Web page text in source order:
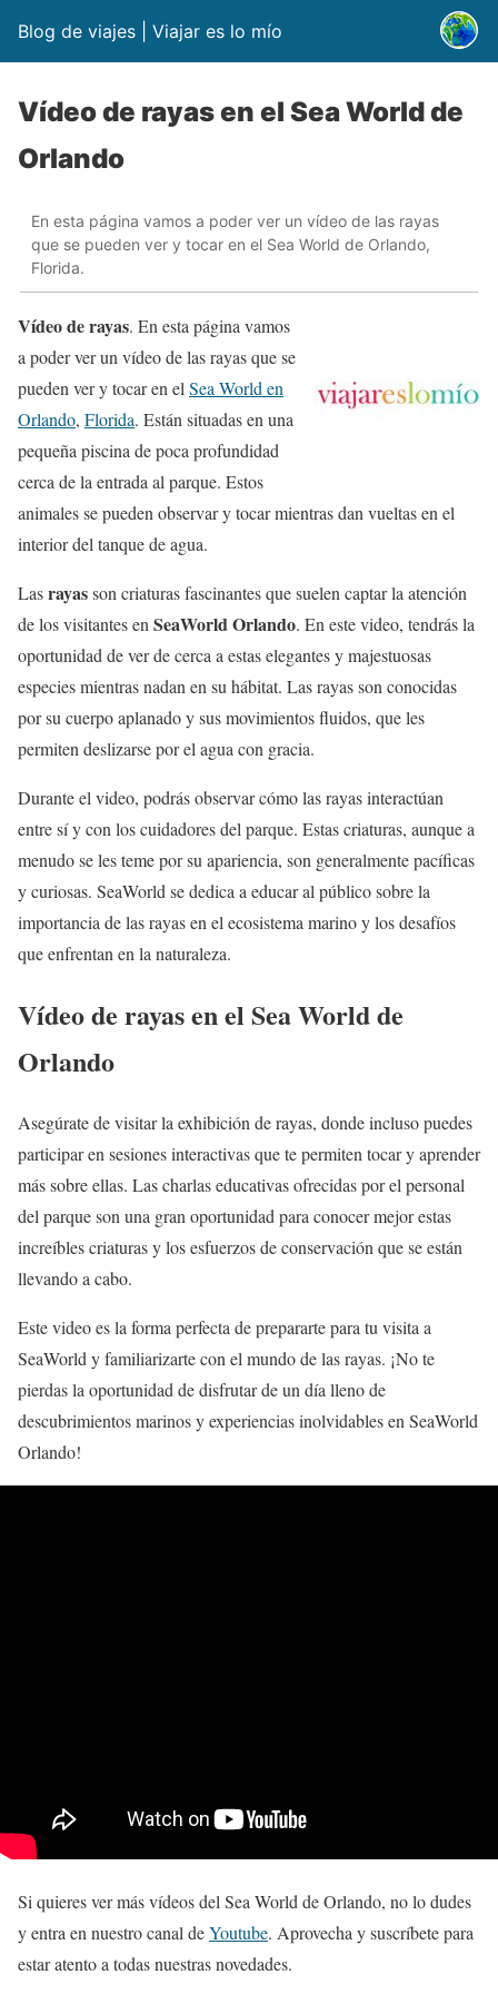
Blog de viajes | Viajar es lo mío
Vídeo de rayas en el Sea World de
Orlando
En esta página vamos a poder ver un vídeo de las rayas
que se pueden ver y tocar en el Sea World de Orlando,
Florida.
Vídeo de rayas. En esta página vamos
a poder ver un vídeo de las rayas que se
pueden ver y tocar en el Sea World en
Orlando, Florida. Están situadas en una
pequeña piscina de poca profundidad
cerca de la entrada al parque. Estos
animales se pueden observar y tocar mientras dan vueltas en el
interior del tanque de agua.
Lasrayasson criaturas fascinantes que suelen captar la atención
de los visitantes en SeaWorld Orlando. En este video, tendrás la
oportunidad de ver de cerca a estas elegantes y majestuosas
especies mientras nadan en su hábitat. Las rayas son conocidas
por su cuerpo aplanado y sus movimientos fluidos, que les
permiten deslizarse por el agua con gracia.
Durante el video, podrás observar cómo las rayas interactúan
entre sí y con los cuidadores del parque. Estas criaturas, aunque a
menudo se les teme por su apariencia, son generalmente pacíficas
y curiosas. SeaWorld se dedica a educar al público sobre la
importancia de las rayas en el ecosistema marino y los desafíos
que enfrentan en la naturaleza.
Vídeo de rayas en el Sea World de
Orlando
Asegúrate de visitar la exhibición de rayas, donde incluso puedes
participar en sesiones interactivas que te permiten tocar y aprender
más sobre ellas. Las charlas educativas ofrecidas por el personal
del parque son una gran oportunidad para conocer mejor estas
increíbles criaturas y los esfuerzos de conservación que se están
llevando a cabo.
Este video es la forma perfecta de prepararte para tu visita a
SeaWorld y familiarizarte con el mundo de las rayas. ¡No te
pierdas la oportunidad de disfrutar de un día lleno de
descubrimientos marinos y experiencias inolvidables en SeaWorld
Orlando!
Si quieres ver más vídeos del Sea World de Orlando, no lo dudes
y entra en nuestro canal deYoutube. Aprovecha y suscríbete para
estar atento a todas nuestras novedades.